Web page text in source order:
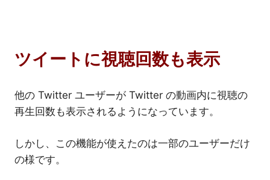
ツイートに視聴回数も表示
他の Twitter ユーザーが Twitter の動画内に視聴の
再生回数も表示されるようになっています。
しかし、この機能が使えたのは一部のユーザーだけ
の様です。